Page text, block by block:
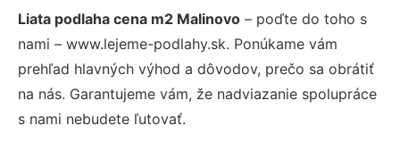
Liata podlaha cena m2 Malinovo – poďte do toho s
nami – www.lejeme-podlahy.sk. Ponúkame vám
prehľad hlavných výhod a dôvodov, prečo sa obrátiť
na nás. Garantujeme vám, že nadviazanie spolupráce
s nami nebudete ľutovať.